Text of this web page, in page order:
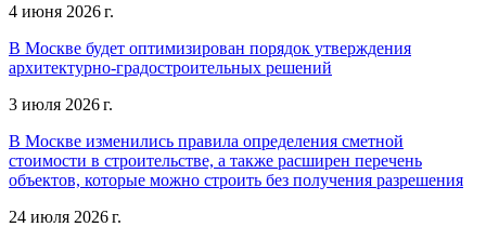
4 июня 2026 г.
В Москве будет оптимизирован порядок утверждения
архитектурно-градостроительных решений
3 июля 2026 г.
В Москве изменились правила определения сметной
стоимости в строительстве, а также расширен перечень
объектов, которые можно строить без получения разрешения
24 июля 2026 г.